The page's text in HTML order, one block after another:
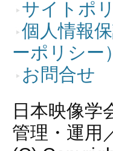
サイトポ
個人情報
ーポリシー）
お問合せ
日本映像学
管理・運用